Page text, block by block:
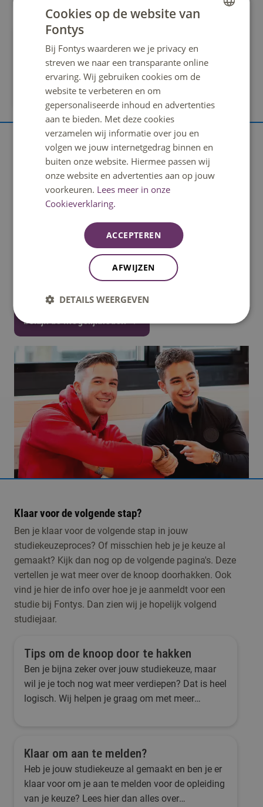
Ga in gesprek over je studiekeuze
Praten over je studiekeuze is belangrijk en helpt
je om een goede afweging te maken. Maak
gebruik van de mensen om je heen om je hierbij
te helpen. Praat ook met docenten, studenten en
beroepsbeoefenaars. Tijdens meeloopdagen en
proefstuderen kom je eenvoudig in contact met
studenten en docenten. Meld je aan voor deze
activiteiten en grijp je kans om al je vragen te
stellen.
Kom kennismaken
Bij Fontys bieden we opleidingen aan die draaien om
wat jij leuk en interessant vindt. Je hebt dus heel wat te
kiezen als je bij ons een opleiding zoekt. Door deel te
richting het beste bij je past. Dat kan online én door sfeer
te komen proeven bij een van onze opleidingen op de
bekijk de mogelijkheden
Klaar voor de volgende stap?
Ben je klaar voor de volgende stap in jouw
studiekeuzeproces? Of misschien heb je je keuze al
gemaakt? Kijk dan nog op de volgende pagina's. Deze
vertellen je wat meer over de knoop doorhakken. Ook
vind je hier de info over hoe je je aanmeldt voor een
studie bij Fontys. Dan zien wij je hopelijk volgend
studiejaar.
Tips om de knoop door te hakken
Ben je bijna zeker over jouw studiekeuze, maar
wil je je toch nog wat meer verdiepen? Dat is heel
logisch. Wij helpen je graag om met meer
Klaar om aan te melden?
Heb je jouw studiekeuze al gemaakt en ben je er
klaar voor om je aan te melden voor de opleiding
van je keuze? Lees hier dan alles over
Cookies op de website van
Fontys
Bij Fontys waarderen we je privacy en
streven we naar een transparante online
ervaring. Wij gebruiken cookies om de
website te verbeteren en om
gepersonaliseerde inhoud en advertenties
aan te bieden. Met deze cookies
verzamelen wij informatie over jou en
volgen we jouw internetgedrag binnen en
buiten onze website. Hiermee passen wij
onze website en advertenties aan op jouw
voorkeuren. Lees meer in onze
Cookieverklaring.
ACCEPTEREN
AFWIJZEN
DETAILS WEERGEVEN